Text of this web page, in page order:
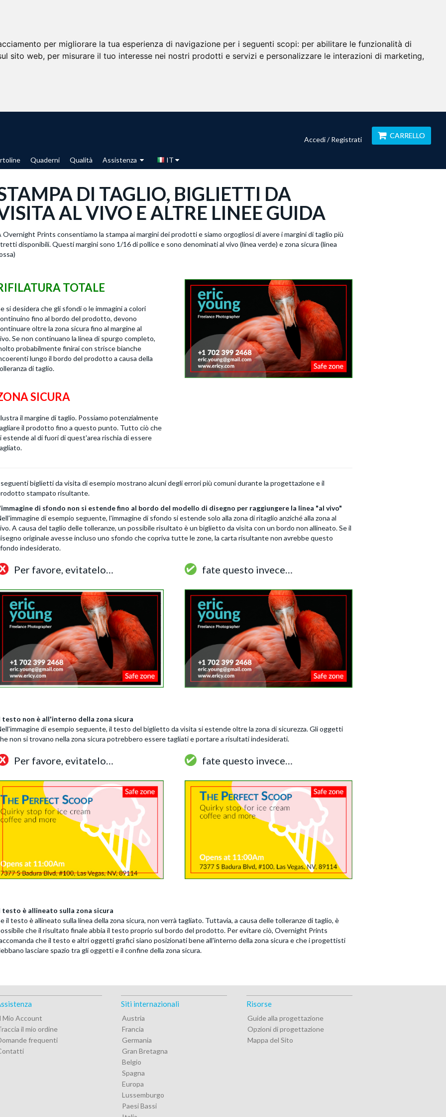
per migliorare la tua esperienza di navigazione per i seguenti scopi: per abilitare le funzionalità di
sito web, per misurare il tuo interesse nei nostri prodotti e servizi e personalizzare le interazioni di marketing,
Quaderni Qualità Assistenza IT
Accedi / Registrati CARRELLO
DI TAGLIO, BIGLIETTI DA
AL VIVO E ALTRE LINEE GUIDA
Overnight Prints consentiamo la stampa ai margini dei prodotti e siamo orgogliosi di avere i margini di taglio più
disponibili. Questi margini sono 1/16 di pollice e sono denominati al vivo (linea verde) e zona sicura (linea
TOTALE
si desidera che gli sfondi o le immagini a colori
fino al bordo del prodotto, devono
oltre la zona sicura fino al margine al
Se non continuano la linea di spurgo completo,
probabilmente finirai con strisce bianche
lungo il bordo del prodotto a causa della
di taglio.
SICURA
il margine di taglio. Possiamo potenzialmente
il prodotto fino a questo punto. Tutto ciò che
estende al di fuori di quest'area rischia di essere
biglietti da visita di esempio mostrano alcuni degli errori più comuni durante la progettazione e il
stampato risultante.
di sfondo non si estende fino al bordo del modello di disegno per raggiungere la linea "al vivo"
di esempio seguente, l'immagine di sfondo si estende solo alla zona di ritaglio anziché alla zona al
A causa del taglio delle tolleranze, un possibile risultato è un biglietto da visita con un bordo non allineato. Se il
originale avesse incluso uno sfondo che copriva tutte le zone, la carta risultante non avrebbe questo
indesiderato.
Per favore, evitatelo… fate questo invece…
testo non è all'interno della zona sicura
di esempio seguente, il testo del biglietto da visita si estende oltre la zona di sicurezza. Gli oggetti
non si trovano nella zona sicura potrebbero essere tagliati e portare a risultati indesiderati.
Per favore, evitatelo… fate questo invece…
testo è allineato sulla zona sicura
il testo è allineato sulla linea della zona sicura, non verrà tagliato. Tuttavia, a causa delle tolleranze di taglio, è
che il risultato finale abbia il testo proprio sul bordo del prodotto. Per evitare ciò, Overnight Prints
che il testo e altri oggetti grafici siano posizionati bene all'interno della zona sicura e che i progettisti
lasciare spazio tra gli oggetti e il confine della zona sicura.
Mio Account
il mio ordine
frequenti
Siti internazionali
Austria
Francia
Germania
Gran Bretagna
Belgio
Spagna
Europa
Lussemburgo
Paesi Bassi
Risorse
Guide alla progettazione
Opzioni di progettazione
Mappa del Sito